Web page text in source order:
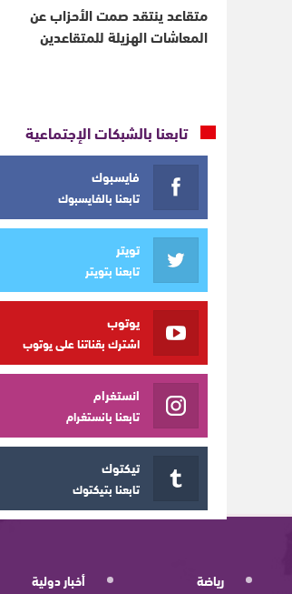
متقاعد ينتقد صمت الأحزاب عن
المعاشات الهزيلة للمتقاعدين
تابعنا بالشبكات الإجتماعية
فايسبوك
تابعنا بالفايسبوك
تويتر
تابعنا بتويتر
يوتوب
اشترك بقناتنا على يوتوب
انستغرام
تابعنا بانستغرام
تيكتوك
تابعنا بتيكتوك
رياضة
أخبار دولية